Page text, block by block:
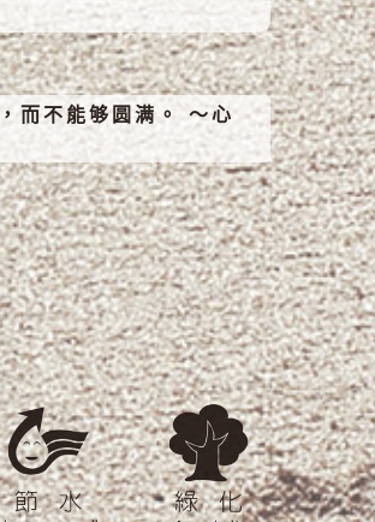
而不能够圆满。 ～心